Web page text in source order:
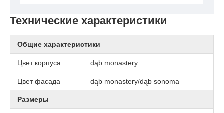
Технические характеристики
Общие характеристики
Цвет корпуса dąb monastery
Цвет фасада dąb monastery/dąb sonoma
Размеры